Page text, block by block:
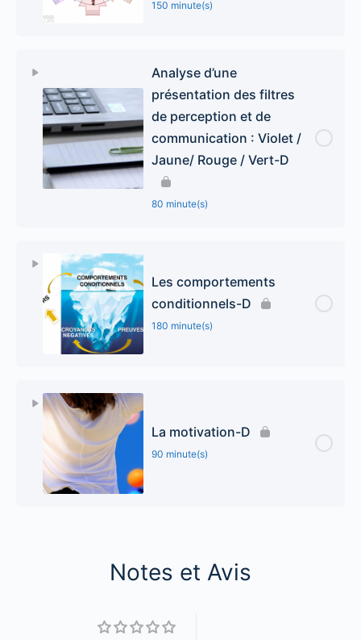
150 minute(s)
Analyse d’une
présentation des filtres
de perception et de
communication : Violet /
Jaune/ Rouge / Vert-D
80 minute(s)
Les comportements
conditionnels-D
180 minute(s)
La motivation-D
90 minute(s)
Notes et Avis